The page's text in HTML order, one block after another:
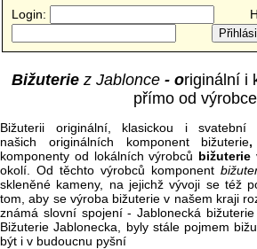
Login:
Bižuteriez Jablonce - originální i
přímo od výrobce
Bižuterii originální, klasickou i svatební
našich originálních komponent bižuterie,
komponenty od lokálních výrobců bižuterie
okolí. Od těchto výrobců komponent
skleněné kameny, na jejichž vývoji se též
tom, aby se výroba bižuterie v našem kraji
známá slovní spojení - Jablonecká
Bižuterie Jablonecka, byly stále pojmem
být i v budoucnu pyšní